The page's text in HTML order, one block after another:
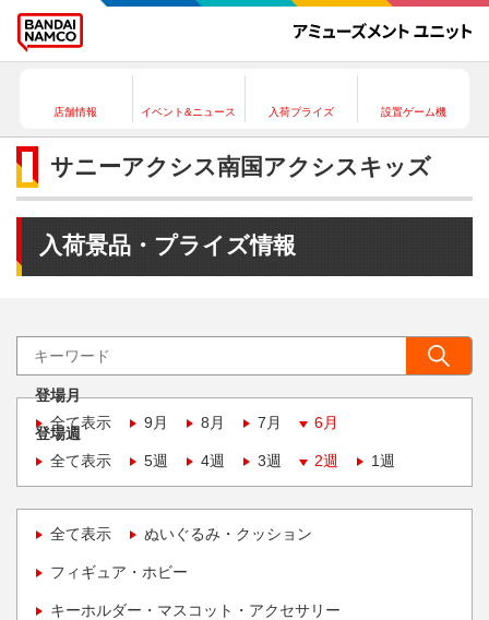
店舗情報 イベント&ニュース 入荷プライズ 設置ゲーム機
サニーアクシス南国アクシスキッズ
入荷景品・プライズ情報
登場月
全て表示
9月 8月 7月 6月
登場週
全て表示
5週 4週 3週 2週 1週
全て表示 ぬいぐるみ・クッション
フィギュア・ホビー
キーホルダー・マスコット・アクセサリー